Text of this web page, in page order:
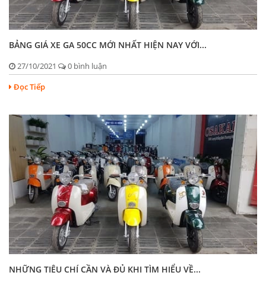
BẢNG GIÁ XE GA 50CC MỚI NHẤT HIỆN NAY VỚI...
27/10/2021
0 bình luận
Đọc Tiếp
NHỮNG TIÊU CHÍ CẦN VÀ ĐỦ KHI TÌM HIỂU VỀ...